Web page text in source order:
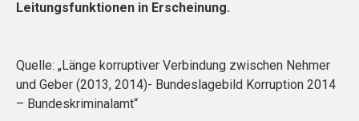
Leitungsfunktionen in Erscheinung.
Quelle: „Länge korruptiver Verbindung zwischen Nehmer
und Geber (2013, 2014)- Bundeslagebild Korruption 2014
– Bundeskriminalamt“